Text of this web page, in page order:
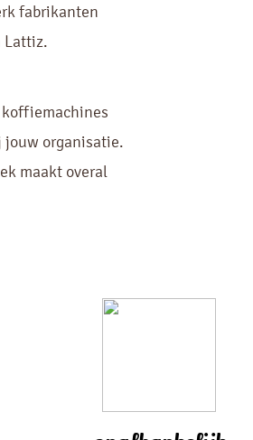
fabrikanten
Lattiz.
koffiemachines
jouw organisatie.
maakt overal